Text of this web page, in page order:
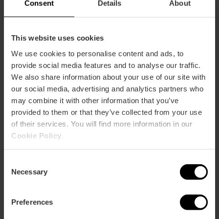
Consent Details About
This website uses cookies
We use cookies to personalise content and ads, to
provide social media features and to analyse our traffic.
We also share information about your use of our site with
our social media, advertising and analytics partners who
may combine it with other information that you’ve
provided to them or that they’ve collected from your use
of their services. You will find more information in our
Cookie Policy
Selection
Necessary
Preferences
Cómo llegar
Bus
10,12,32,80, 93
Calle Chile, 4 46021 València